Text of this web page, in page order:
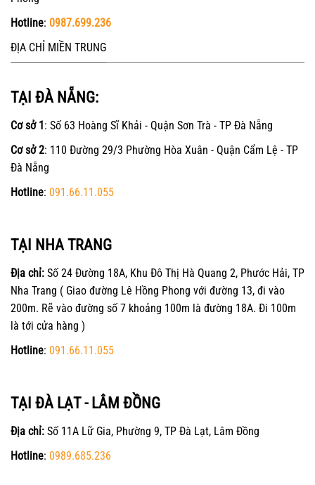
Hotline: 0987.699.236
ĐỊA CHỈ MIỀN TRUNG
TẠI ĐÀ NẴNG:
Cơ sở 1: Số 63 Hoàng Sĩ Khải - Quận Sơn Trà - TP Đà Nẵng
Cơ sở 2: 110 Đường 29/3 Phường Hòa Xuân - Quận Cẩm Lệ - TP
Đà Nẵng
Hotline: 091.66.11.055
TẠI NHA TRANG
Địa chỉ: Số 24 Đường 18A, Khu Đô Thị Hà Quang 2, Phước Hải, TP
Nha Trang ( Giao đường Lê Hồng Phong với đường 13, đi vào
200m. Rẽ vào đường số 7 khoảng 100m là đường 18A. Đi 100m
là tới cửa hàng )
Hotline: 091.66.11.055
TẠI ĐÀ LẠT - LÂM ĐỒNG
Địa chỉ: Số 11A Lữ Gia, Phường 9, TP Đà Lạt, Lâm Đồng
Hotline: 0989.685.236